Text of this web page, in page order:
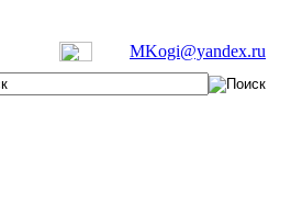
MKogi@yandex.ru